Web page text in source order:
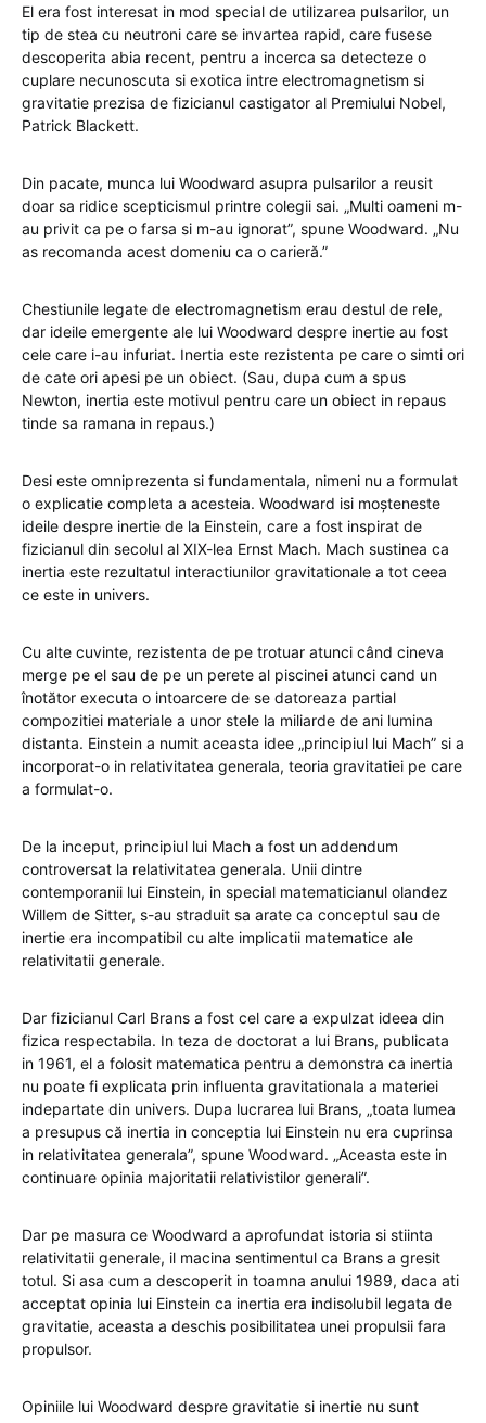
El era fost interesat in mod special de utilizarea pulsarilor, un
tip de stea cu neutroni care se invartea rapid, care fusese
descoperita abia recent, pentru a incerca sa detecteze o
cuplare necunoscuta si exotica intre electromagnetism si
gravitatie prezisa de fizicianul castigator al Premiului Nobel,
Patrick Blackett.
Din pacate, munca lui Woodward asupra pulsarilor a reusit
doar sa ridice scepticismul printre colegii sai. „Multi oameni m-
au privit ca pe o farsa si m-au ignorat”, spune Woodward. „Nu
as recomanda acest domeniu ca o carieră.”
Chestiunile legate de electromagnetism erau destul de rele,
dar ideile emergente ale lui Woodward despre inertie au fost
cele care i-au infuriat. Inertia este rezistenta pe care o simti ori
de cate ori apesi pe un obiect. (Sau, dupa cum a spus
Newton, inertia este motivul pentru care un obiect in repaus
tinde sa ramana in repaus.)
Desi este omniprezenta si fundamentala, nimeni nu a formulat
o explicatie completa a acesteia. Woodward isi moșteneste
ideile despre inertie de la Einstein, care a fost inspirat de
fizicianul din secolul al XIX-lea Ernst Mach. Mach sustinea ca
inertia este rezultatul interactiunilor gravitationale a tot ceea
ce este in univers.
Cu alte cuvinte, rezistenta de pe trotuar atunci când cineva
merge pe el sau de pe un perete al piscinei atunci cand un
înotător executa o intoarcere de se datoreaza partial
compozitiei materiale a unor stele la miliarde de ani lumina
distanta. Einstein a numit aceasta idee „principiul lui Mach” si a
incorporat-o in relativitatea generala, teoria gravitatiei pe care
a formulat-o.
De la inceput, principiul lui Mach a fost un addendum
controversat la relativitatea generala. Unii dintre
contemporanii lui Einstein, in special matematicianul olandez
Willem de Sitter, s-au straduit sa arate ca conceptul sau de
inertie era incompatibil cu alte implicatii matematice ale
relativitatii generale.
Dar fizicianul Carl Brans a fost cel care a expulzat ideea din
fizica respectabila. In teza de doctorat a lui Brans, publicata
in 1961, el a folosit matematica pentru a demonstra ca inertia
nu poate fi explicata prin influenta gravitationala a materiei
indepartate din univers. Dupa lucrarea lui Brans, „toata lumea
a presupus că inertia in conceptia lui Einstein nu era cuprinsa
in relativitatea generala”, spune Woodward. „Aceasta este in
continuare opinia majoritatii relativistilor generali”.
Dar pe masura ce Woodward a aprofundat istoria si stiinta
relativitatii generale, il macina sentimentul ca Brans a gresit
totul. Si asa cum a descoperit in toamna anului 1989, daca ati
acceptat opinia lui Einstein ca inertia era indisolubil legata de
gravitatie, aceasta a deschis posibilitatea unei propulsii fara
propulsor.
Opiniile lui Woodward despre gravitatie si inertie nu sunt